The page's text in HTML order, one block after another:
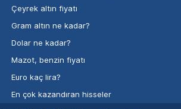
Çeyrek altın fiyatı
Gram altın ne kadar?
Dolar ne kadar?
Mazot, benzin fiyatı
Euro kaç lira?
En çok kazandıran hisseler